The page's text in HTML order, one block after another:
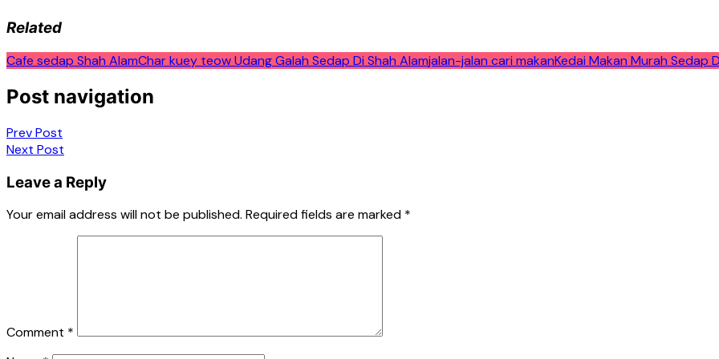
Related
Cafe sedap Shah AlamChar kuey teow Udang Galah Sedap Di Shah Alamjalan-jalan cari makanKedai Makan Murah Sedap
Post navigation
Prev Post
Next Post
Leave a Reply
Your email address will not be published. Required fields are marked *
Comment *